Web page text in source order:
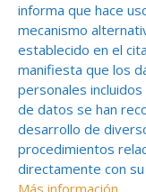
informa que hace
mecanismo
establecido en el
manifiesta que los
personales
de datos se han
desarrollo de
procedimientos
directamente con
Más información.